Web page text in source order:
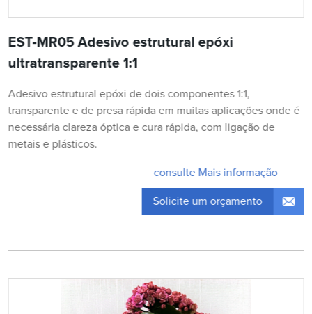
EST-MR05 Adesivo estrutural epóxi
ultratransparente 1:1
Adesivo estrutural epóxi de dois componentes 1:1,
transparente e de presa rápida em muitas aplicações onde é
necessária clareza óptica e cura rápida, com ligação de
metais e plásticos.
consulte Mais informação
Solicite um orçamento